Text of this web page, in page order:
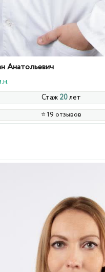
Анатольевич
Стаж 20лет
⭐️ 19 отзывов